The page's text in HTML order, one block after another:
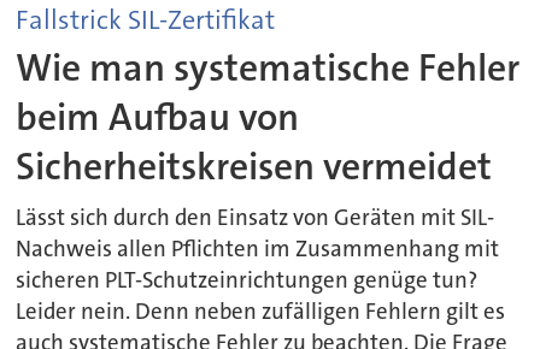
Fallstrick SIL-Zertifikat
Wie man systematische Fehler
beim Aufbau von
Sicherheitskreisen vermeidet
Lässt sich durch den Einsatz von Geräten mit SIL-
Nachweis allen Pflichten im Zusammenhang mit
sicheren PLT-Schutzeinrichtungen genüge tun?
Leider nein. Denn neben zufälligen Fehlern gilt es
auch systematische Fehler zu beachten. Die Frage